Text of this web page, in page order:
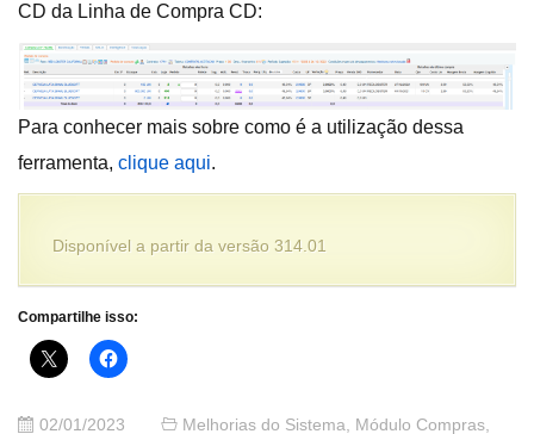
CD da Linha de Compra CD:
Para conhecer mais sobre como é a utilização dessa
ferramenta, clique aqui.
Disponível a partir da versão 314.01
Compartilhe isso:
02/01/2023 Melhorias do Sistema Módulo Compras